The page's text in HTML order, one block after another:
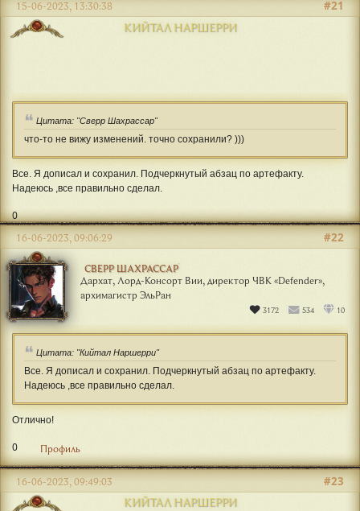
КИЙТАЛ НАРШЕРРИ
#21
15-06-2023, 13:30:38
Цитата: "Сверр Шахрассар"
что-то не вижу изменений. точно сохранили? )))
Все. Я дописал и сохранил. Подчеркнутый абзац по артефакту.
Надеюсь ,все правильно сделал.
0
СВЕРР ШАХРАССАР
Дархат, Лорд-Консорт Вии, директор ЧВК «Defender»,
архимагистр ЭльРан
3172 534 10
#22
16-06-2023, 09:06:29
Цитата: "Кийтал Наршерри"
Все. Я дописал и сохранил. Подчеркнутый абзац по артефакту.
Надеюсь ,все правильно сделал.
Отлично!
0 Профиль
КИЙТАЛ НАРШЕРРИ
#23
16-06-2023, 09:49:03